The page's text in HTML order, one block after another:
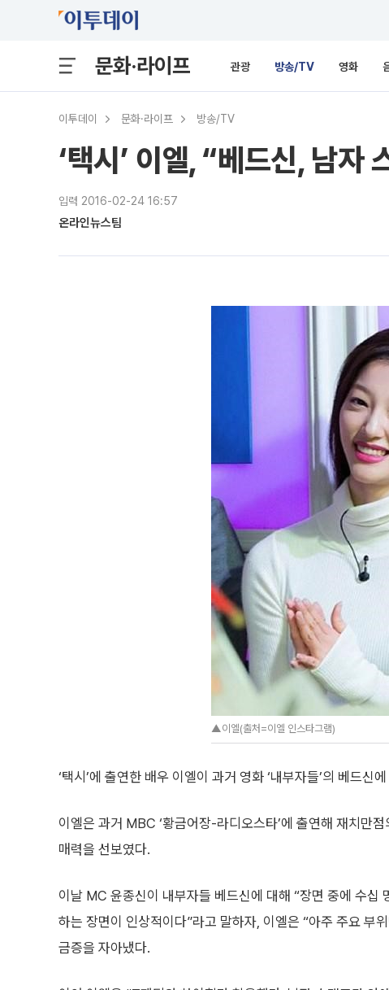
문화·라이프 관광 방송/TV 영화
이투데이 문화·라이프 방송/TV
‘택시’ 이엘, “베드신, 남
입력 2016-02-24 16:57
온라인뉴스팀
▲이엘(출처=이엘 인스타그램)
‘택시’에 출연한 배우 이엘이 과거 영화 ‘내부자들’의 베드신
이엘은 과거 MBC ‘황금어장-라디오스타’에 출연해 재치만
매력을 선보였다.
이날 MC 윤종신이 내부자들 베드신에 대해 “장면 중에 수십
하는 장면이 인상적이다”라고 말하자, 이엘은 “아주 주요 부
금증을 자아냈다.